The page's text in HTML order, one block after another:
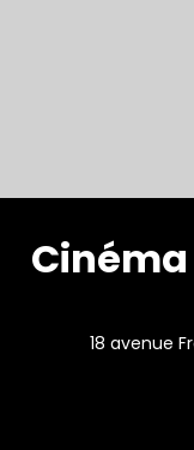
Cinéma
18 avenue